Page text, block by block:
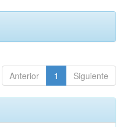
Anterior 1 Siguiente